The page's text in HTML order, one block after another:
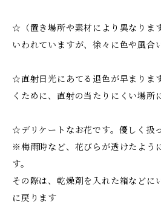
☆（置き場所や素材により異なりま
いわれていますが、徐々に色や風合
☆直射日光にあてる退色が早まりま
くために、直射の当たりにくい場所
☆デリケートなお花です。優しく扱
※梅雨時など、花びらが透けたよう
す。
その際は、乾燥剤を入れた箱などに
に戻ります